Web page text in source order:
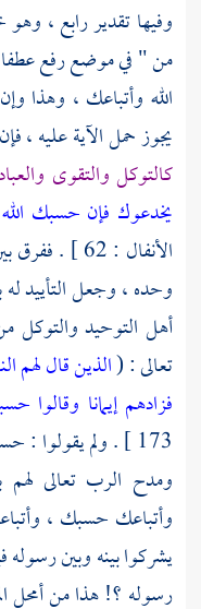
وفيها تقدير رابع ،
من " في موضع رفع عطفا
الله وأتباعك ، وهذا
يجوز حمل الآية عليه ،
كالتوكل والتقوى
يخدعوك فإن حسبك
الأنفال :
وحده ، وجعل التأييد له
أهل التوحيد والتوكل
تعالى : (الذين قال لهم
فزادهم إيمانا وقالوا
173 ] . ولم يقولوا :
ومدح الرب تعالى
وأتباعك حسبك ،
يشركوا بينه وبين
رسوله ؟! هذا من أمحل